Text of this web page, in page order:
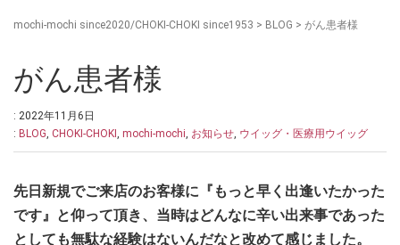
mochi-mochi since2020/CHOKI-CHOKI since1953 > BLOG > がん患者様
がん患者様
: 2022年11月6日
: BLOG, CHOKI-CHOKI , mochi-mochi, お知らせ, ウイッグ・医療用ウイッグ
先日新規でご来店のお客様に『もっと早く出逢いたかった
です』と仰って頂き、当時はどんなに辛い出来事であった
としても無駄な経験はないんだなと改めて感じました。